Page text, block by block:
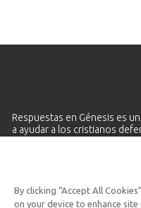
Respuestas en Génesis es
a ayudar a los cristianos
By clicking “Accept All
on your device to enhance